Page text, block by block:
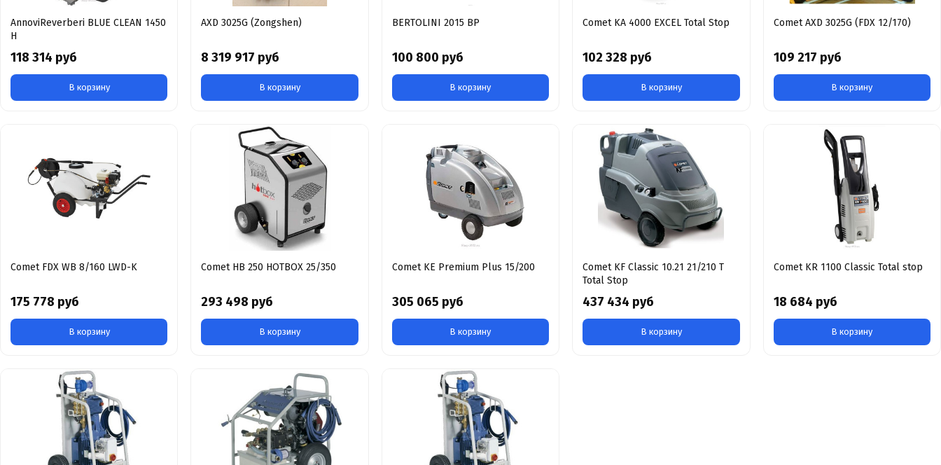
AnnoviReverberi BLUE CLEAN 1450
H
118 314 руб
В корзину
AXD 3025G (Zongshen)
8 319 917 руб
В корзину
BERTOLINI 2015 BP
100 800 руб
В корзину
Comet KA 4000 EXCEL Total Stop
102 328 руб
В корзину
Comet AXD 3025G (FDX 12/170)
109 217 руб
В корзину
Comet FDX WB 8/160 LWD-K
175 778 руб
В корзину
Comet HB 250 HOTBOX 25/350
293 498 руб
В корзину
Comet KE Premium Plus 15/200
305 065 руб
В корзину
Comet KF Classic 10.21 21/210 T
Total Stop
437 434 руб
В корзину
Comet KR 1100 Classic Total stop
18 684 руб
В корзину